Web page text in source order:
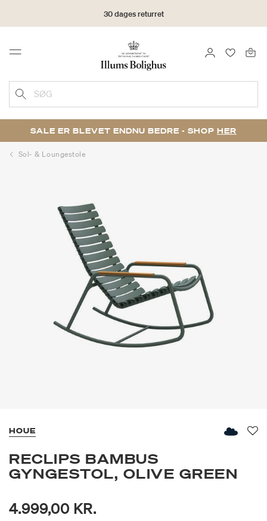
30 dages returret
Menu LOG IND
SØG
SALE ER BLEVET ENDNU BEDRE - SHOP HER
Sol- & Loungestole
HOUE
RECLIPS BAMBUS
GYNGESTOL, OLIVE GREEN
4.999,00 KR.